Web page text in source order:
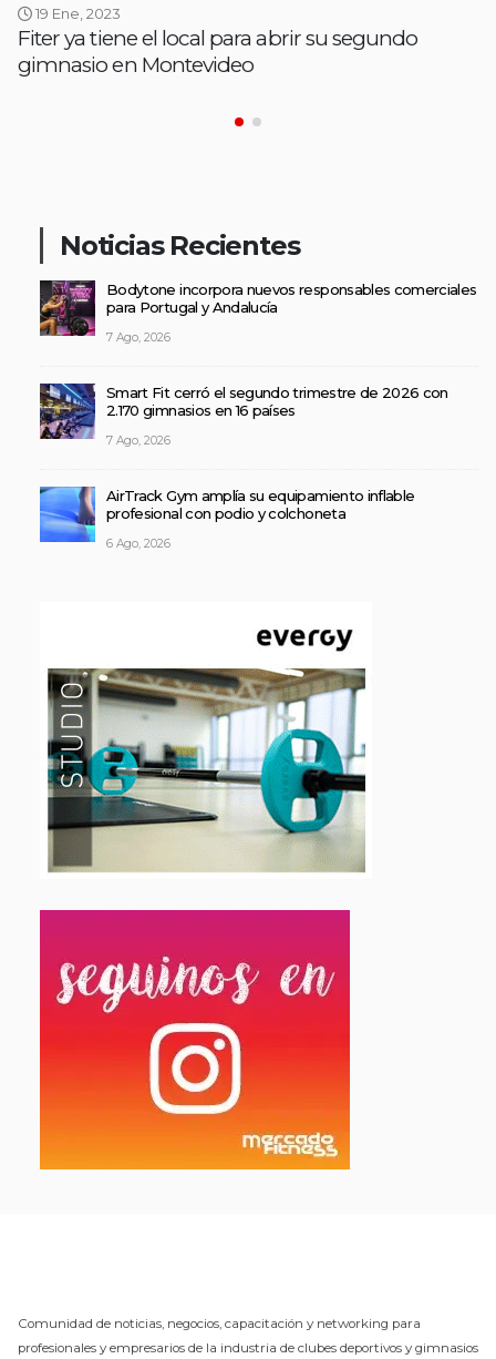
19 Ene, 2023
Fiter ya tiene el local para abrir su segundo
gimnasio en Montevideo
Noticias Recientes
Bodytone incorpora nuevos responsables comerciales
para Portugal y Andalucía
7 Ago, 2026
Smart Fit cerró el segundo trimestre de 2026 con
2.170 gimnasios en 16 países
7 Ago, 2026
AirTrack Gym amplía su equipamiento inflable
profesional con podio y colchoneta
6 Ago, 2026
Comunidad de noticias, negocios, capacitación y networking para
profesionales y empresarios de la industria de clubes deportivos y gimnasios